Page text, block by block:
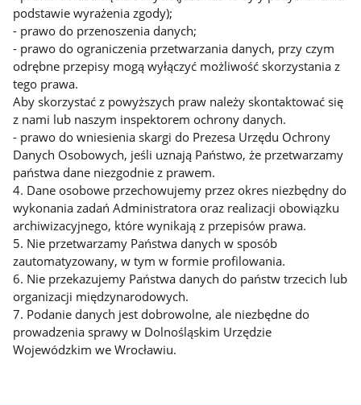
podstawie wyrażenia zgody);
- prawo do przenoszenia danych;
- prawo do ograniczenia przetwarzania danych, przy czym
odrębne przepisy mogą wyłączyć możliwość skorzystania z
tego prawa.
Aby skorzystać z powyższych praw należy skontaktować się
z nami lub naszym inspektorem ochrony danych.
- prawo do wniesienia skargi do Prezesa Urzędu Ochrony
Danych Osobowych, jeśli uznają Państwo, że przetwarzamy
państwa dane niezgodnie z prawem.
4. Dane osobowe przechowujemy przez okres niezbędny do
wykonania zadań Administratora oraz realizacji obowiązku
archiwizacyjnego, które wynikają z przepisów prawa.
5. Nie przetwarzamy Państwa danych w sposób
zautomatyzowany, w tym w formie profilowania.
6. Nie przekazujemy Państwa danych do państw trzecich lub
organizacji międzynarodowych.
7. Podanie danych jest dobrowolne, ale niezbędne do
prowadzenia sprawy w Dolnośląskim Urzędzie
Wojewódzkim we Wrocławiu.